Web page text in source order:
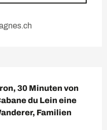
30 Minuten von
du Lein eine
Familien